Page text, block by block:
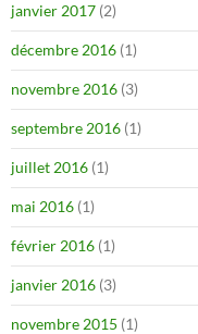
janvier 2017 (2)
décembre 2016 (1)
novembre 2016 (3)
septembre 2016 (1)
juillet 2016 (1)
mai 2016 (1)
février 2016 (1)
janvier 2016 (3)
novembre 2015 (1)